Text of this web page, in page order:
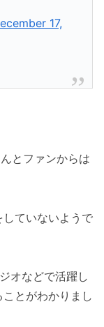
17,
とファンからは
ていないようで
オなどで活躍し
とがわかりまし